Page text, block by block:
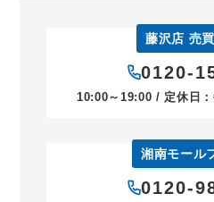
藤沢店 売
0120-
10:00～19:00 / 定休日：
湘南モール
0120-